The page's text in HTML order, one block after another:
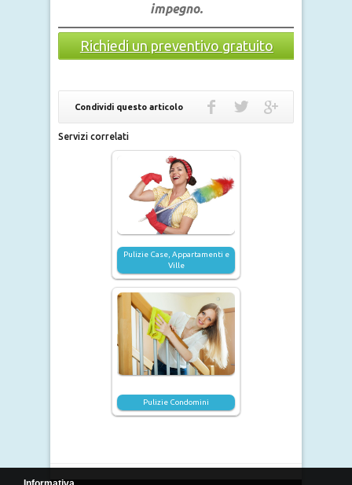
impegno.
Richiedi un preventivo gratuito
Condividi questo articolo
Servizi correlati
Pulizie Case, Appartamenti e
Ville
Pulizie Condomini